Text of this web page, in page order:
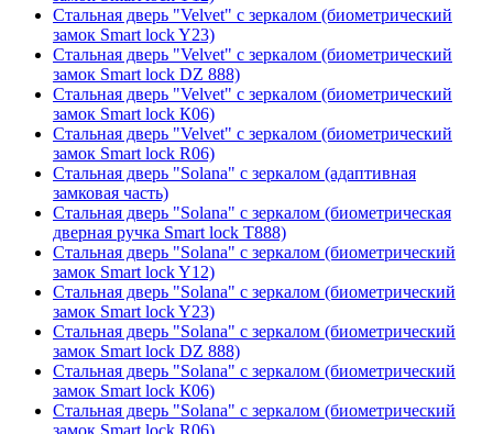
Стальная дверь "Velvet" с зеркалом (биометрический
замок Smart lock Y23)
Стальная дверь "Velvet" с зеркалом (биометрический
замок Smart lock DZ 888)
Стальная дверь "Velvet" с зеркалом (биометрический
замок Smart lock К06)
Стальная дверь "Velvet" с зеркалом (биометрический
замок Smart lock R06)
Стальная дверь "Solana" с зеркалом (адаптивная
замковая часть)
Стальная дверь "Solana" с зеркалом (биометрическая
дверная ручка Smart lock T888)
Стальная дверь "Solana" с зеркалом (биометрический
замок Smart lock Y12)
Стальная дверь "Solana" с зеркалом (биометрический
замок Smart lock Y23)
Стальная дверь "Solana" с зеркалом (биометрический
замок Smart lock DZ 888)
Стальная дверь "Solana" с зеркалом (биометрический
замок Smart lock К06)
Стальная дверь "Solana" с зеркалом (биометрический
замок Smart lock R06)